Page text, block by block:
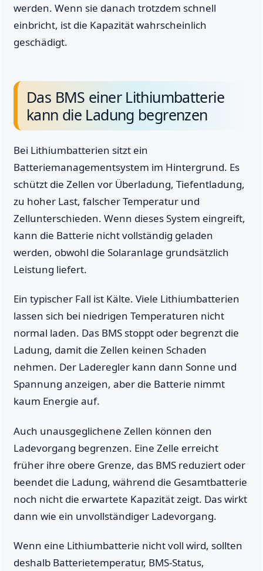
werden. Wenn sie danach trotzdem schnell
einbricht, ist die Kapazität wahrscheinlich
geschädigt.
Das BMS einer Lithiumbatterie
kann die Ladung begrenzen
Bei Lithiumbatterien sitzt ein
Batteriemanagementsystem im Hintergrund. Es
schützt die Zellen vor Überladung, Tiefentladung,
zu hoher Last, falscher Temperatur und
Zellunterschieden. Wenn dieses System eingreift,
kann die Batterie nicht vollständig geladen
werden, obwohl die Solaranlage grundsätzlich
Leistung liefert.
Ein typischer Fall ist Kälte. Viele Lithiumbatterien
lassen sich bei niedrigen Temperaturen nicht
normal laden. Das BMS stoppt oder begrenzt die
Ladung, damit die Zellen keinen Schaden
nehmen. Der Laderegler kann dann Sonne und
Spannung anzeigen, aber die Batterie nimmt
kaum Energie auf.
Auch unausgeglichene Zellen können den
Ladevorgang begrenzen. Eine Zelle erreicht
früher ihre obere Grenze, das BMS reduziert oder
beendet die Ladung, während die Gesamtbatterie
noch nicht die erwartete Kapazität zeigt. Das wirkt
dann wie ein unvollständiger Ladevorgang.
Wenn eine Lithiumbatterie nicht voll wird, sollten
deshalb Batterietemperatur, BMS-Status,